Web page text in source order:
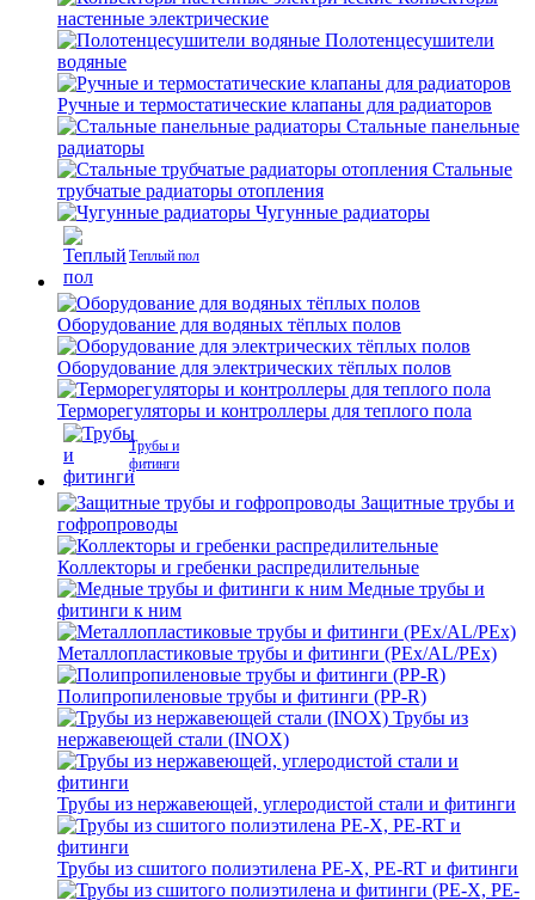
настенные электрические
Полотенцесушители
водяные
Ручные и термостатические клапаны для радиаторов
Стальные панельные
радиаторы
Стальные
трубчатые радиаторы отопления
Чугунные радиаторы
Теплый пол
Оборудование для водяных тёплых полов
Оборудование для электрических тёплых полов
Терморегуляторы и контроллеры для теплого пола
Трубы и
фитинги
Защитные трубы и
гофропроводы
Коллекторы и гребенки распредилительные
Медные трубы и
фитинги к ним
Металлопластиковые трубы и фитинги (PEx/AL/PEx)
Полипропиленовые трубы и фитинги (PP-R)
Трубы из
нержавеющей стали (INOX)
Трубы из нержавеющей, углеродистой стали и фитинги
Трубы из сшитого полиэтилена PE-X, PE-RT и фитинги